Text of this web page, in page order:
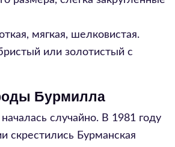
мягкая, шелковистая.
или золотистый с
Бурмилла
случайно. В 1981 году
скрестились Бурманская